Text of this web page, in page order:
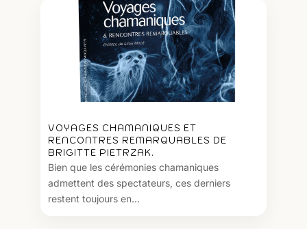
VOYAGES CHAMANIQUES ET
RENCONTRES REMARQUABLES DE
BRIGITTE PIETRZAK.
Bien que les cérémonies chamaniques
admettent des spectateurs, ces derniers
restent toujours en...